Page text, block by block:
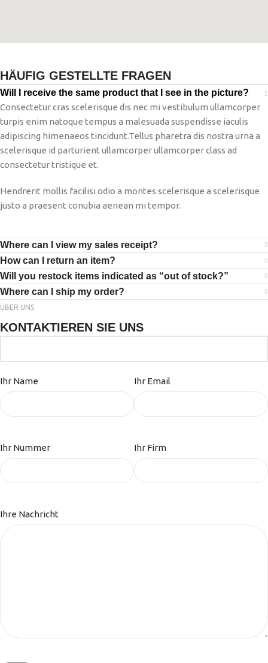
HÄUFIG GESTELLTE FRAGEN
Will I receive the same product that I see in the picture?
Consectetur cras scelerisque dis nec mi vestibulum ullamcorper
turpis enim natoque tempus a malesuada suspendisse iaculis
adipiscing himenaeos tincidunt.Tellus pharetra dis nostra urna a
scelerisque id parturient ullamcorper ullamcorper class ad
consectetur tristique et.
Hendrerit mollis facilisi odio a montes scelerisque a scelerisque
justo a praesent conubia aenean mi tempor.
Where can I view my sales receipt?
How can I return an item?
Will you restock items indicated as “out of stock?”
Where can I ship my order?
ÜBER UNS
KONTAKTIEREN SIE UNS
Ihr Name Ihr Email
Ihr Nummer Ihr Firm
Ihre Nachricht